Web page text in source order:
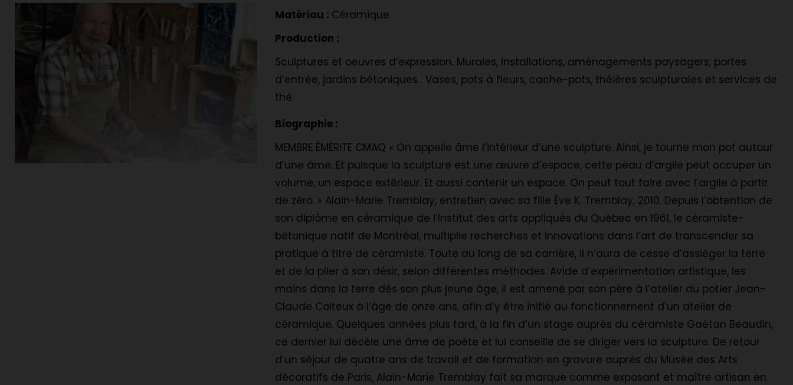
Matériau : Céramique
Production :
Sculptures et oeuvres d’expression. Murales, installations, aménagements paysagers, portes
d’entrée, jardins bétoniques . Vases, pots à fleurs, cache-pots, théières sculpturales et services de
thé.
Biographie :
MEMBRE ÉMÉRITE CMAQ « On appelle âme l’intérieur d’une sculpture. Ainsi, je tourne mon pot autour
d’une âme. Et puisque la sculpture est une œuvre d’espace, cette peau d’argile peut occuper un
volume, un espace extérieur. Et aussi contenir un espace. On peut tout faire avec l’argile à partir
de zéro. » Alain-Marie Tremblay, entretien avec sa fille Ève K. Tremblay, 2010. Depuis l’obtention de
son diplôme en céramique de l’Institut des arts appliqués du Québec en 1961, le céramiste-
bétonique natif de Montréal, multiplie recherches et innovations dans l’art de transcender sa
pratique à titre de céramiste. Toute au long de sa carrière, il n’aura de cesse d’assiéger la terre
et de la plier à son désir, selon différentes méthodes. Avide d’expérimentation artistique, les
mains dans la terre dès son plus jeune âge, il est amené par son père à l’atelier du potier Jean-
Claude Coiteux à l’âge de onze ans, afin d’y être initié au fonctionnement d’un atelier de
céramique. Quelques années plus tard, à la fin d’un stage auprès du céramiste Gaétan Beaudin,
ce dernier lui décèle une âme de poète et lui conseille de se diriger vers la sculpture. De retour
d’un séjour de quatre ans de travail et de formation en gravure auprès du Musée des Arts
décoratifs de Paris, Alain-Marie Tremblay fait sa marque comme exposant et maître artisan en